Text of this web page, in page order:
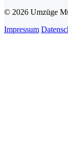
© 2026 Umzüge
Impressum